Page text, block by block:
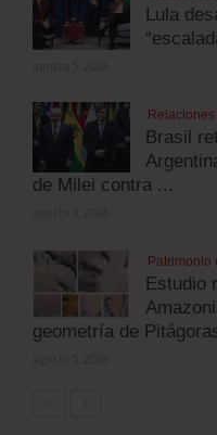
Lula
Brasil
de Milei contra ...
Patrimonio
Estudio
geometría de